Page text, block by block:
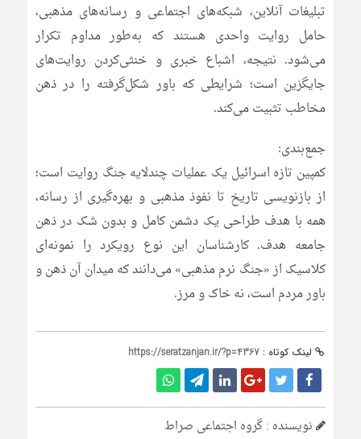
تبلیغات آنلاین، شبکه‌های اجتماعی و رسانه‌های مذهبی،
حامل روایت واحدی هستند که به‌طور مداوم تکرار
می‌شود. نتیجه، اشباع خبری و خنثی‌کردن روایت‌های
جایگزین است؛ شرایطی که باور شکل‌گرفته را در ذهن
مخاطب تثبیت می‌کند.
جمع‌بندی:
کمپین تازه اسرائیل یک عملیات چندلایه جنگ روایت است؛
از بازنویسی تاریخ تا نفوذ مذهبی و بهره‌گیری از رسانه،
همه با هدف طراحی یک دشمن کامل و بدون شک در ذهن
جامعه هدف. کارشناسان این نوع رویکرد را نمونه‌ای
کلاسیک از «جنگ نرم مذهبی» می‌دانند که میدان آن ذهن و
باور مردم است، نه خاک و مرز.
لینک کوتاه : https://seratzanjan.ir/?p=4367
نویسنده : گروه اجتماعی صراط